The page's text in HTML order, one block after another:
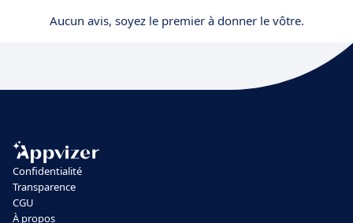
Aucun avis, soyez le premier à donner le vôtre.
Confidentialité
Transparence
CGU
À propos